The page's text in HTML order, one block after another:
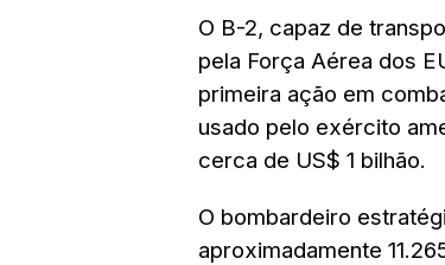
O B-2, capaz de
pela Força Aérea dos
primeira ação em
usado pelo exército
cerca de US$ 1 bilhão.
O bombardeiro
aproximadamente